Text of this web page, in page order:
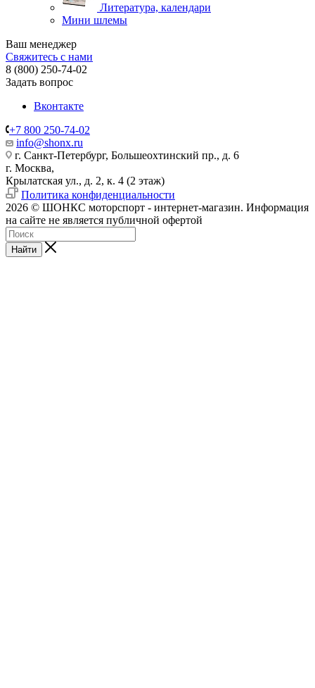
Литература, календари
Мини шлемы
Ваш менеджер
Свяжитесь с нами
8 (800) 250-74-02
Задать вопрос
Вконтакте
+7 800 250-74-02
info@shonx.ru
г. Санкт-Петербург, Большеохтинский пр., д. 6
г. Москва,
Крылатская ул., д. 2, к. 4 (2 этаж)
Политика конфиденциальности
2026 © ШОНКС моторспорт - интернет-магазин. Информация
на сайте не является публичной офертой
Найти